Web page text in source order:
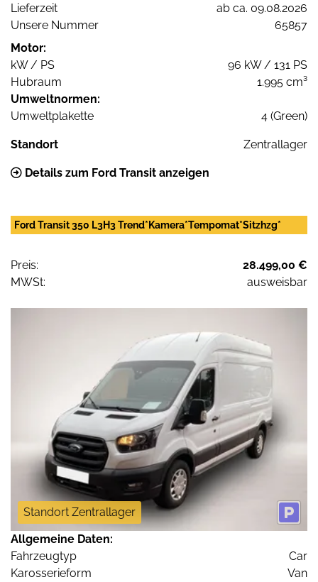
Lieferzeit
ab ca. 09.08.2026
Unsere Nummer
65857
Motor:
kW / PS
96 kW / 131 PS
Hubraum
1.995 cm³
Umweltnormen:
Umweltplakette
4 (Green)
Standort Zentrallager
Details zum Ford Transit anzeigen
Ford Transit 350 L3H3 Trend*Kamera*Tempomat*Sitzhzg*
Preis:
28.499,00 €
MWSt:
ausweisbar
Standort Zentrallager
Allgemeine Daten:
Fahrzeugtyp
Car
Karosserieform
Van